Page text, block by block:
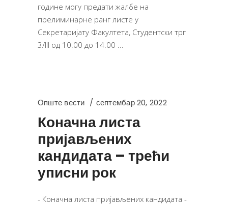
године могу предати жалбе на
прелиминарне ранг листе у
Секретаријату Факултета, Студентски трг
3/III од 10.00 до 14.00
Опште вести септембар 20, 2022
Коначна листа
пријављених
кандидата – трећи
уписни рок
- Коначна листа пријављених кандидата -